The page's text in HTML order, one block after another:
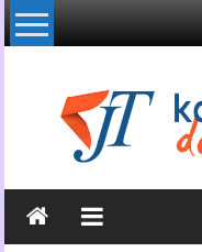
Lompat
ke
Kabar
Jawa